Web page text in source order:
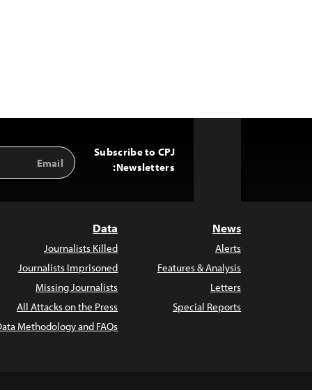
Subscribe to CPJ
Newsletters:
Email
Address
News
Alerts
Features & Analysis
Letters
Special Reports
Data
Journalists Killed
Journalists Imprisoned
Missing Journalists
All Attacks on the Press
Methodology and FAQs